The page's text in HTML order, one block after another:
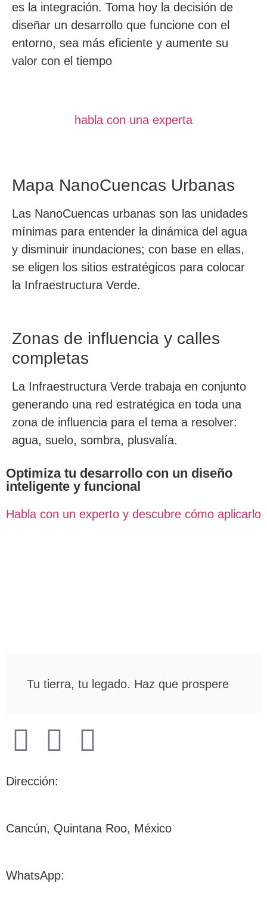
es la integración. Toma hoy la decisión de
diseñar un desarrollo que funcione con el
entorno, sea más eficiente y aumente su
valor con el tiempo
habla con una experta
Mapa NanoCuencas Urbanas
Las NanoCuencas urbanas son las unidades
mínimas para entender la dinámica del agua
y disminuir inundaciones; con base en ellas,
se eligen los sitios estratégicos para colocar
la Infraestructura Verde.
Zonas de influencia y calles
completas
La Infraestructura Verde trabaja en conjunto
generando una red estratégica en toda una
zona de influencia para el tema a resolver:
agua, suelo, sombra, plusvalía.
Optimiza tu desarrollo con un diseño
inteligente y funcional
Habla con un experto y descubre cómo aplicarlo
Tu tierra, tu legado. Haz que prospere
WhatsApp:
Dirección:
Cancún, Quintana Roo, México